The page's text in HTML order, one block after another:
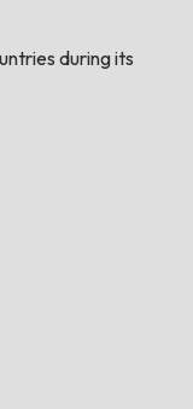
during its